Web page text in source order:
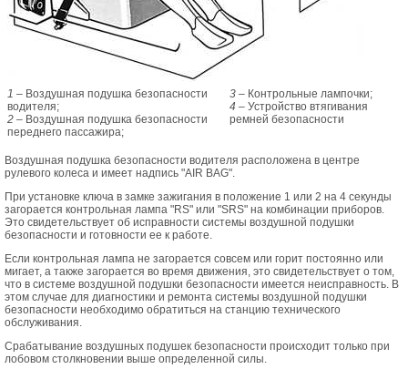
1 – Воздушная подушка безопасности
водителя;
2 – Воздушная подушка безопасности
переднего пассажира;
3 – Контрольные лампочки;
4 – Устройство втягивания
ремней безопасности
Воздушная подушка безопасности водителя расположена в центре
рулевого колеса и имеет надпись "AIR BAG".
При установке ключа в замке зажигания в положение 1 или 2 на 4 секунды
загорается контрольная лампа "RS" или "SRS" на комбинации приборов.
Это свидетельствует об исправности системы воздушной подушки
безопасности и готовности ее к работе.
Если контрольная лампа не загорается совсем или горит постоянно или
мигает, а также загорается во время движения, это свидетельствует о том,
что в системе воздушной подушки безопасности имеется неисправность. В
этом случае для диагностики и ремонта системы воздушной подушки
безопасности необходимо обратиться на станцию технического
обслуживания.
Срабатывание воздушных подушек безопасности происходит только при
лобовом столкновении выше определенной силы.